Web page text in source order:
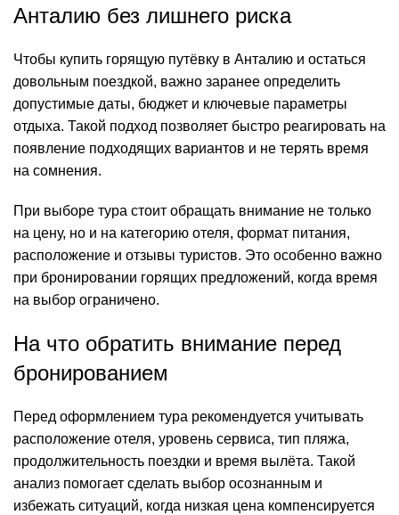
Анталию без лишнего риска
Чтобы купить горящую путёвку в Анталию и остаться
довольным поездкой, важно заранее определить
допустимые даты, бюджет и ключевые параметры
отдыха. Такой подход позволяет быстро реагировать на
появление подходящих вариантов и не терять время
на сомнения.
При выборе тура стоит обращать внимание не только
на цену, но и на категорию отеля, формат питания,
расположение и отзывы туристов. Это особенно важно
при бронировании горящих предложений, когда время
на выбор ограничено.
На что обратить внимание перед
бронированием
Перед оформлением тура рекомендуется учитывать
расположение отеля, уровень сервиса, тип пляжа,
продолжительность поездки и время вылёта. Такой
анализ помогает сделать выбор осознанным и
избежать ситуаций, когда низкая цена компенсируется